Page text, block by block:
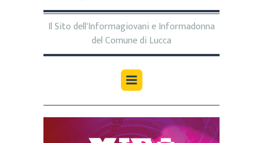
Il Sito dell'Informagiovani e Informadonna
del Comune di Lucca